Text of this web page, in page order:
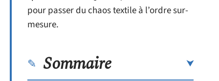
pour passer du chaos textile à l’ordre sur-
mesure.
Sommaire